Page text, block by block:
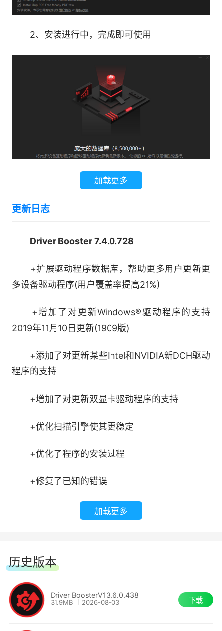
最佳IObit服务
自动更新到最新版本
2、安装进行中，完成即可使用
加载更多
更新日志
Driver Booster 7.4.0.728
+扩展驱动程序数据库，帮助更多用户更新更
多设备驱动程序(用户覆盖率提高21%)
+增加了对更新Windows®驱动程序的支持
2019年11月10日更新(1909版)
+添加了对更新某些Intel和NVIDIA新DCH驱动
程序的支持
+增加了对更新双显卡驱动程序的支持
+优化扫描引擎使其更稳定
+优化了程序的安装过程
+修复了已知的错误
加载更多
历史版本
Driver BoosterV13.6.0.438
31.9MB 2026-08-03 下载